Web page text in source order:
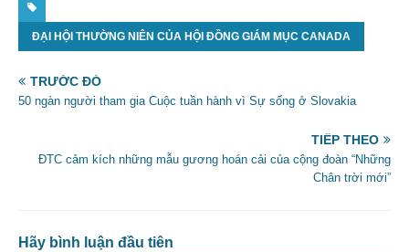
c
e
b
o
k
itt
er
ai
l
ar
e
ĐẠI HỘI THƯỜNG NIÊN CỦA HỘI ĐỒNG GIÁM MỤC CANADA
TRƯỚC ĐÓ
50 ngàn người tham gia Cuộc tuần hành vì Sự sống ở Slovakia
TIẾP THEO
ĐTC cảm kích những mẫu gương hoán cải của cộng đoàn “Những
Chân trời mới”
Hãy bình luận đầu tiên